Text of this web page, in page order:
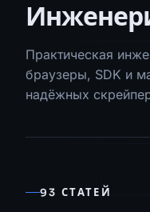
Практическая
браузеры, SDK и
надёжных
93 СТАТЕЙ